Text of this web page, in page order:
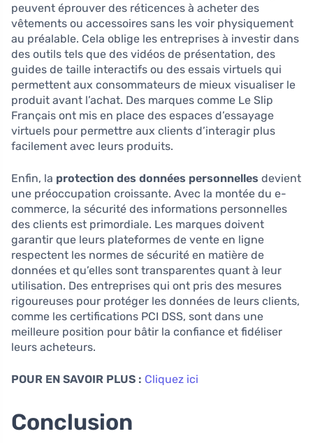
peuvent éprouver des réticences à acheter des
vêtements ou accessoires sans les voir physiquement
au préalable. Cela oblige les entreprises à investir dans
des outils tels que des vidéos de présentation, des
guides de taille interactifs ou des essais virtuels qui
permettent aux consommateurs de mieux visualiser le
produit avant l’achat. Des marques comme Le Slip
Français ont mis en place des espaces d’essayage
virtuels pour permettre aux clients d’interagir plus
facilement avec leurs produits.
Enfin, la protection des données personnelles devient
une préoccupation croissante. Avec la montée du e-
commerce, la sécurité des informations personnelles
des clients est primordiale. Les marques doivent
garantir que leurs plateformes de vente en ligne
respectent les normes de sécurité en matière de
données et qu’elles sont transparentes quant à leur
utilisation. Des entreprises qui ont pris des mesures
rigoureuses pour protéger les données de leurs clients,
comme les certifications PCI DSS, sont dans une
meilleure position pour bâtir la confiance et fidéliser
leurs acheteurs.
POUR EN SAVOIR PLUS : Cliquez ici
Conclusion